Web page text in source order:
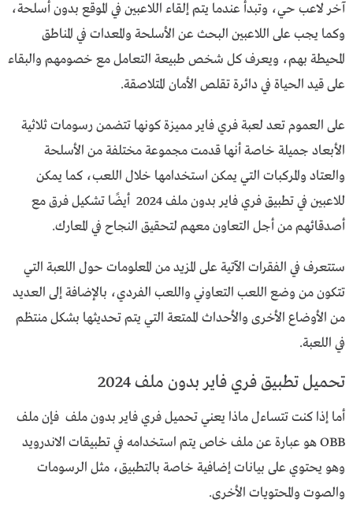
آخر لاعب حي، وتبدأ عندما يتم إلقاء اللاعبين في الموقع بدون أسلحة،
وكما يجب على اللاعبين البحث عن الأسلحة والمعدات في المناطق
المحيطة بهم، ويعرف كل شخص طبيعة التعامل مع خصومهم والبقاء
على قيد الحياة في دائرة تقلص الأمان المتلاصقة.
على العموم تعد لعبة فري فاير مميزة كونها تتضمن رسومات ثلاثية
الأبعاد جميلة خاصة أنها قدمت مجموعة مختلفة من الأسلحة
والعتاد والمركبات التي يمكن استخدامها خلال اللعب، كما يمكن
للاعبين في تطبيق فري فاير بدون ملف 2024 أيضًا تشكيل فرق مع
أصدقائهم من أجل التعاون معهم لتحقيق النجاح في المعارك.
ستتعرف في الفقرات الآتية على المزيد من المعلومات حول اللعبة التي
تتكون من وضع اللعب التعاوني واللعب الفردي، بالإضافة إلى العديد
من الأوضاع الأخرى والأحداث الممتعة التي يتم تحديثها بشكل منتظم
في اللعبة.
تحميل تطبيق فري فاير بدون ملف 2024
أما إذا كنت تتساءل ماذا يعني تحميل فري فاير بدون ملف فإن ملف
OBB هو عبارة عن ملف خاص يتم استخدامه في تطبيقات الاندرويد
وهو يحتوي على بيانات إضافية خاصة بالتطبيق، مثل الرسومات
والصوت والمحتويات الأخرى.